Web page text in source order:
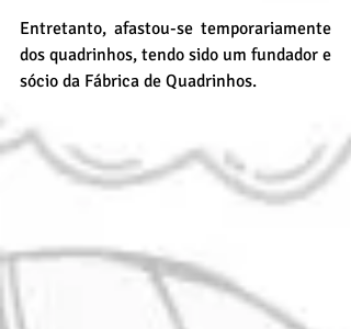
Entretanto, afastou-se temporariamente
dos quadrinhos, tendo sido um fundador e
sócio da Fábrica de Quadrinhos.